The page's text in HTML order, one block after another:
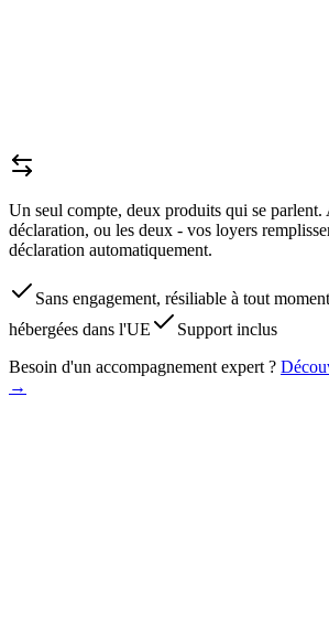
Un seul compte, deux produits qui se parlent.
déclaration, ou les deux - vos loyers
déclaration automatiquement.
Sans engagement, résiliable à tout moment
hébergées dans l'UE
Support inclus
Besoin d'un accompagnement expert ?
→